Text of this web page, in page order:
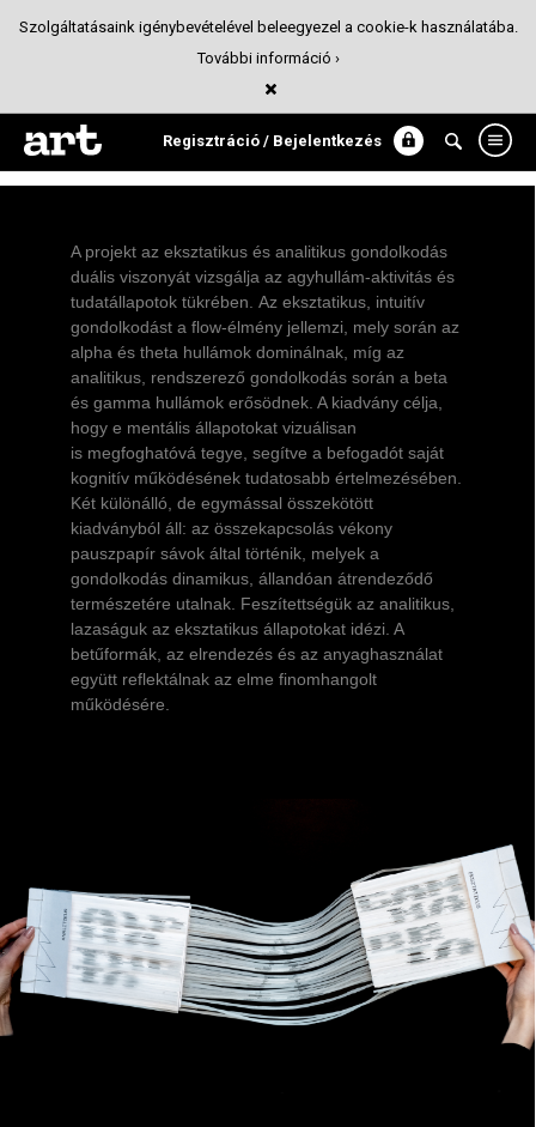
Regisztráció / Bejelentkezés
ALPHA / BETA
Kiadványtervezés
A projekt az eksztatikus és analitikus gondolkodás
duális viszonyát vizsgálja az agyhullám-aktivitás és
tudatállapotok tükrében. Az eksztatikus, intuitív
gondolkodást a flow-élmény jellemzi, mely során az
alpha és theta hullámok dominálnak, míg az
analitikus, rendszerező gondolkodás során a beta
és gamma hullámok erősödnek. A kiadvány célja,
hogy e mentális állapotokat vizuálisan
is megfoghatóvá tegye, segítve a befogadót saját
kognitív működésének tudatosabb értelmezésében.
Két különálló, de egymással összekötött
kiadványból áll: az összekapcsolás vékony
pauszpapír sávok által történik, melyek a
gondolkodás dinamikus, állandóan átrendeződő
természetére utalnak. Feszítettségük az analitikus,
lazaságuk az eksztatikus állapotokat idézi. A
betűformák, az elrendezés és az anyaghasználat
együtt reflektálnak az elme finomhangolt
működésére.
Szolgáltatásaink igénybevételével beleegyezel a cookie-k használatába.
További információ ›